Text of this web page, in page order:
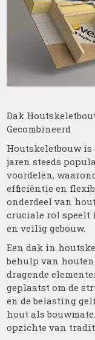
Dak
Gecombineerd
Houtskeletbouw is
jaren steeds
voordelen,
efficiëntie en
onderdeel van
cruciale rol speelt
en veilig gebouw.
Een dak in
behulp van
dragende
geplaatst om de
en de belasting
hout als
opzichte van